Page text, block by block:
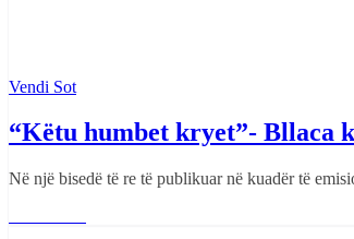
Vendi Sot
“Këtu humbet kryet”- Bllaca
Në një bisedë të re të publikuar në kuadër të